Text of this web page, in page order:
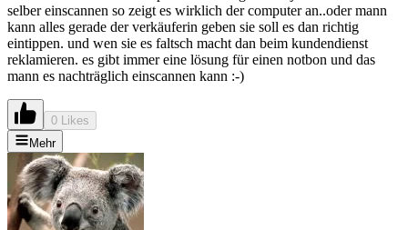
selber einscannen so zeigt es wirklich der computer an..oder mann
kann alles gerade der verkäuferin geben sie soll es dan richtig
eintippen. und wen sie es faltsch macht dan beim kundendienst
reklamieren. es gibt immer eine lösung für einen notbon und das
mann es nachträglich einscannen kann :-)
0 Likes
Mehr